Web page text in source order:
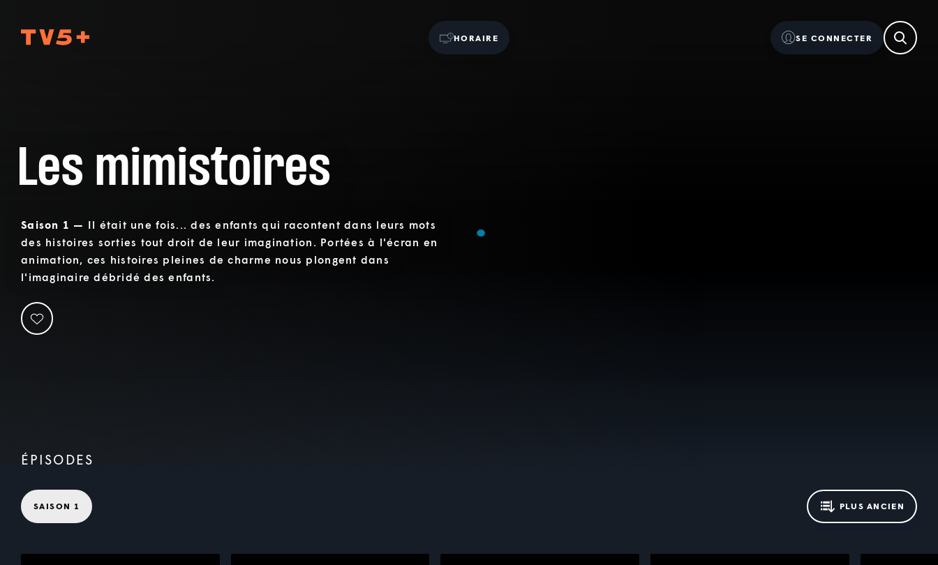
HORAIRE SE CONNECTER
Les mimistoires
Saison 1 — Il était une fois... des enfants qui racontent dans leurs mots
des histoires sorties tout droit de leur imagination. Portées à l'écran en
animation, ces histoires pleines de charme nous plongent dans
l'imaginaire débridé des enfants.
ÉPISODES
SAISON 1 PLUS ANCIEN